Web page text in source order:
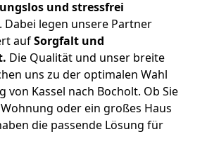
und stressfrei
legen unsere Partner
aufSorgfalt und
Die Qualität und unser breite
uns zu der optimalen Wahl
von Kassel nach Bocholt. Ob Sie
oder ein großes Haus
die passende Lösung für